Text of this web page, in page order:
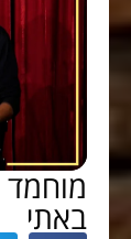
מוחמד
באתי